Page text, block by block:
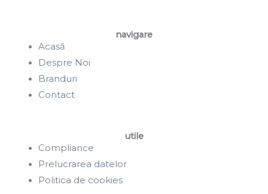
navigare
Acasă
Despre Noi
Branduri
Contact
utile
Compliance
Prelucrarea datelor
Politica de cookies